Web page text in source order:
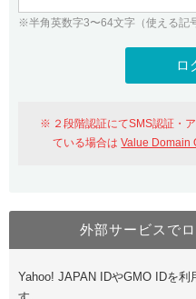
WHOIS検索
Value
おすすめ One レンタルサ
Value
Value Domain
※半角英数字3〜64文字（使える記
２段階認証にてSMS認証・
ている場合はValue Domain
外部サービスで
Yahoo! JAPAN IDやGMO IDを利